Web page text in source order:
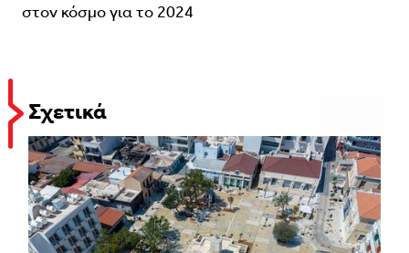
στον κόσμο για το 2024
Σχετικά